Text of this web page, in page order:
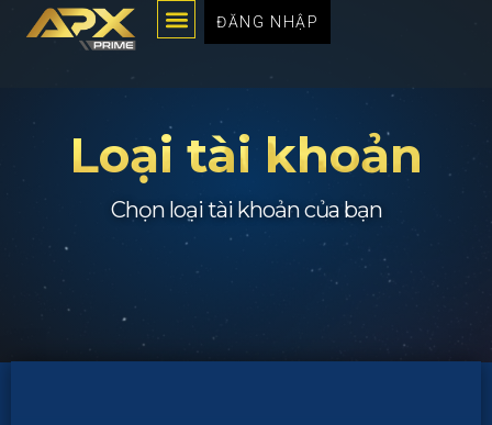
Chuyển
đến
MenuĐĂNG NHẬP
Loại tài khoản
Chọn loại tài khoản của bạn